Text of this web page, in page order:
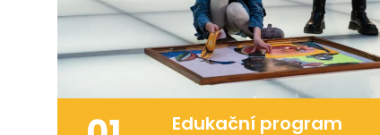
Edukační program